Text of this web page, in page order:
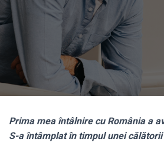
Prima mea întâlnire cu România a
S-a întâmplat în timpul unei